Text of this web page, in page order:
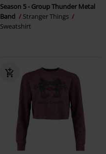
Season 5 - Group Thunder Metal
Band
Stranger Things
Sweatshirt